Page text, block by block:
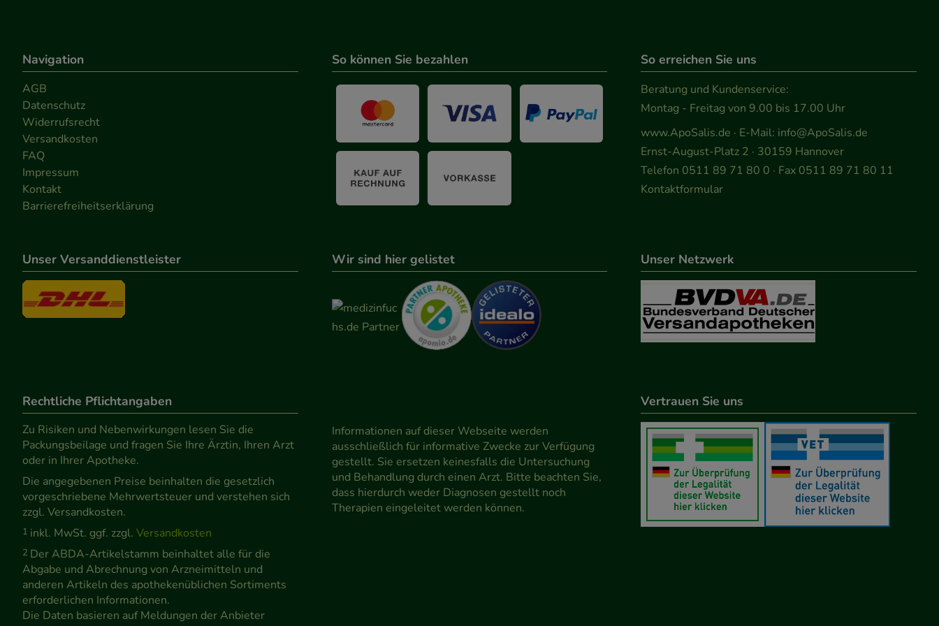
Navigation
AGB
Datenschutz
Widerrufsrecht
Versandkosten
FAQ
Impressum
Kontakt
Barrierefreiheitserklärung
So können Sie bezahlen So erreichen Sie uns
Beratung und Kundenservice:
Montag - Freitag von 9.00 bis 17.00 Uhr
www.ApoSalis.de · E-Mail: info@ApoSalis.de
Ernst-August-Platz 2 · 30159 Hannover
Telefon 0511 89 71 80 0 · Fax 0511 89 71 80 11
Kontaktformular
Unser Versanddienstleister Wir sind hier gelistet Unser Netzwerk
Rechtliche Pflichtangaben
Zu Risiken und Nebenwirkungen lesen Sie die
Packungsbeilage und fragen Sie Ihre Ärztin, Ihren Arzt
oder in Ihrer Apotheke.
Die angegebenen Preise beinhalten die gesetzlich
vorgeschriebene Mehrwertsteuer und verstehen sich
zzgl. Versandkosten.
1 inkl. MwSt. ggf. zzgl. Versandkosten
2 Der ABDA-Artikelstamm beinhaltet alle für die
Abgabe und Abrechnung von Arzneimitteln und
anderen Artikeln des apothekenüblichen Sortiments
erforderlichen Informationen.
Die Daten basieren auf Meldungen der Anbieter
Informationen auf dieser Webseite werden
ausschließlich für informative Zwecke zur Verfügung
gestellt. Sie ersetzen keinesfalls die Untersuchung
und Behandlung durch einen Arzt. Bitte beachten Sie,
dass hierdurch weder Diagnosen gestellt noch
Therapien eingeleitet werden können.
Vertrauen Sie uns